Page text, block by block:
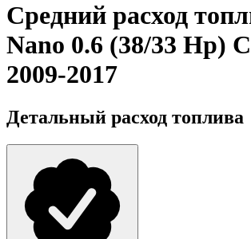
Средний расход
Nano 0.6 (38/33 Hp)
2009-2017
Детальный расход топлива